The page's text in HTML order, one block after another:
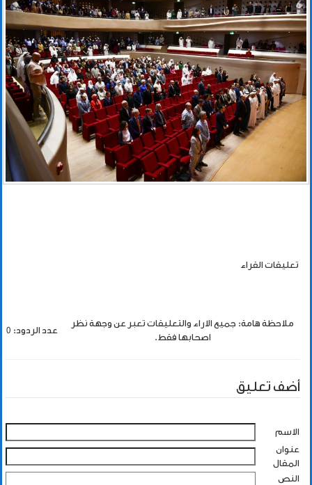
تعليقات القراء
ملاحظة هامة: جميع الاراء والتعليقات تعبر عن وجهة نظر
اصحابها فقط.
عدد الردود: 0
أضف تعليق
الاسم
عنوان
المقال
النص